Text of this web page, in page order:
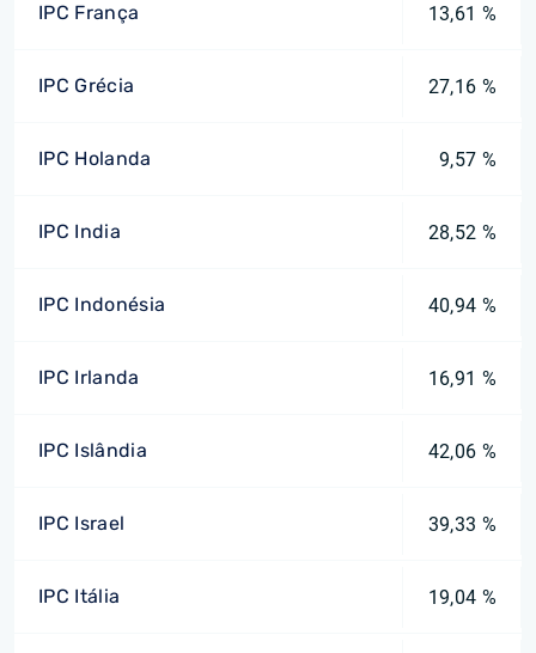
IPC França 13,61 %
IPC Grécia 27,16 %
IPC Holanda 9,57 %
IPC India 28,52 %
IPC Indonésia 40,94 %
IPC Irlanda 16,91 %
IPC Islândia 42,06 %
IPC Israel 39,33 %
IPC Itália 19,04 %